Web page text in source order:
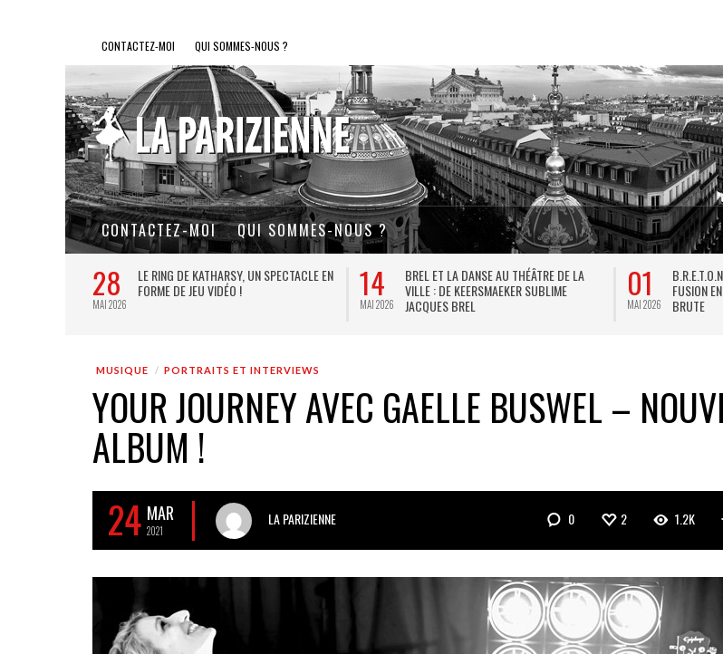
CONTACTEZ-MOI QUI SOMMES-NOUS ?
CONTACTEZ-MOI QUI SOMMES-NOUS ?
28
MAI 2026
LE RING DE KATHARSY, UN SPECTACLE EN
FORME DE JEU VIDÉO !
14
MAI 2026
BREL ET LA DANSE AU THÉÂTRE DE LA
VILLE : DE KEERSMAEKER SUBLIME
JACQUES BREL
01
MAI 2026
FUSION
BRUTE
MUSIQUE PORTRAITS ET INTERVIEWS
YOUR JOURNEY AVEC GAELLE BUSWEL –
ALBUM !
24 MAR
2021
LA PARIZIENNE 0 2 1.2K